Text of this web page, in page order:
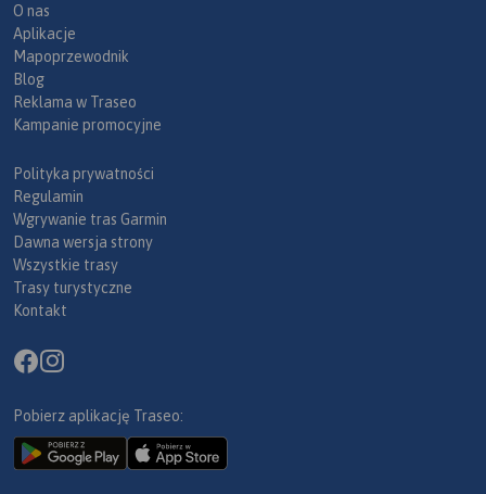
O nas
Aplikacje
Mapoprzewodnik
Blog
Reklama w Traseo
Kampanie promocyjne
Polityka prywatności
Regulamin
Wgrywanie tras Garmin
Dawna wersja strony
Wszystkie trasy
Trasy turystyczne
Kontakt
Pobierz aplikację Traseo: